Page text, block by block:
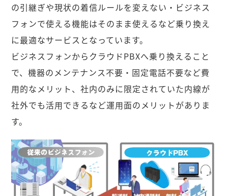
の引継ぎや現状の着信ルールを変えない・ビジネス
フォンで使える機能はそのまま使えるなど乗り換え
に最適なサービスとなっています。
ビジネスフォンからクラウドPBXへ乗り換えること
で、機器のメンテナンス不要・固定電話不要など費
用的なメリット、社内のみに限定されていた内線が
社外でも活用できるなど運用面のメリットがありま
す。